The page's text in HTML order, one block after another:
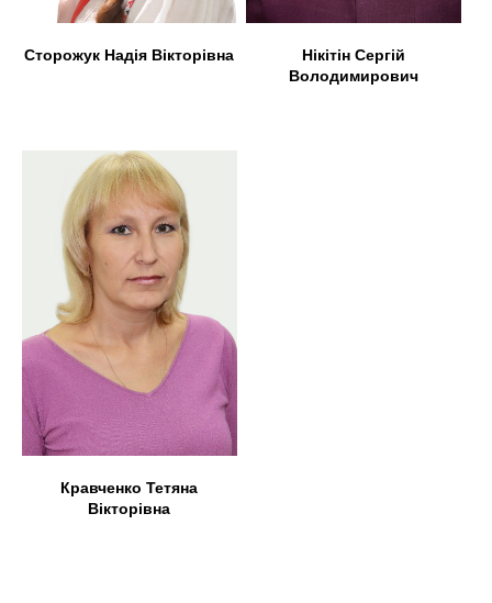
Сторожук Надія Вікторівна
Нікітін Сергій
Володимирович
Кравченко Тетяна
Вікторівна